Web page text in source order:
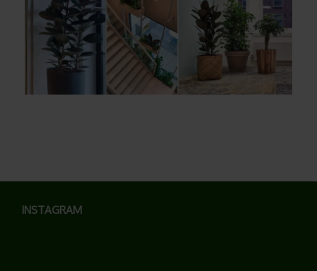
INSTAGRAM